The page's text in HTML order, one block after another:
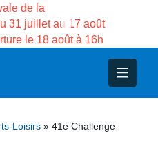
de la
31 juillet au 17 août
le 18 août à 16h
Loisirs » 41e Challenge